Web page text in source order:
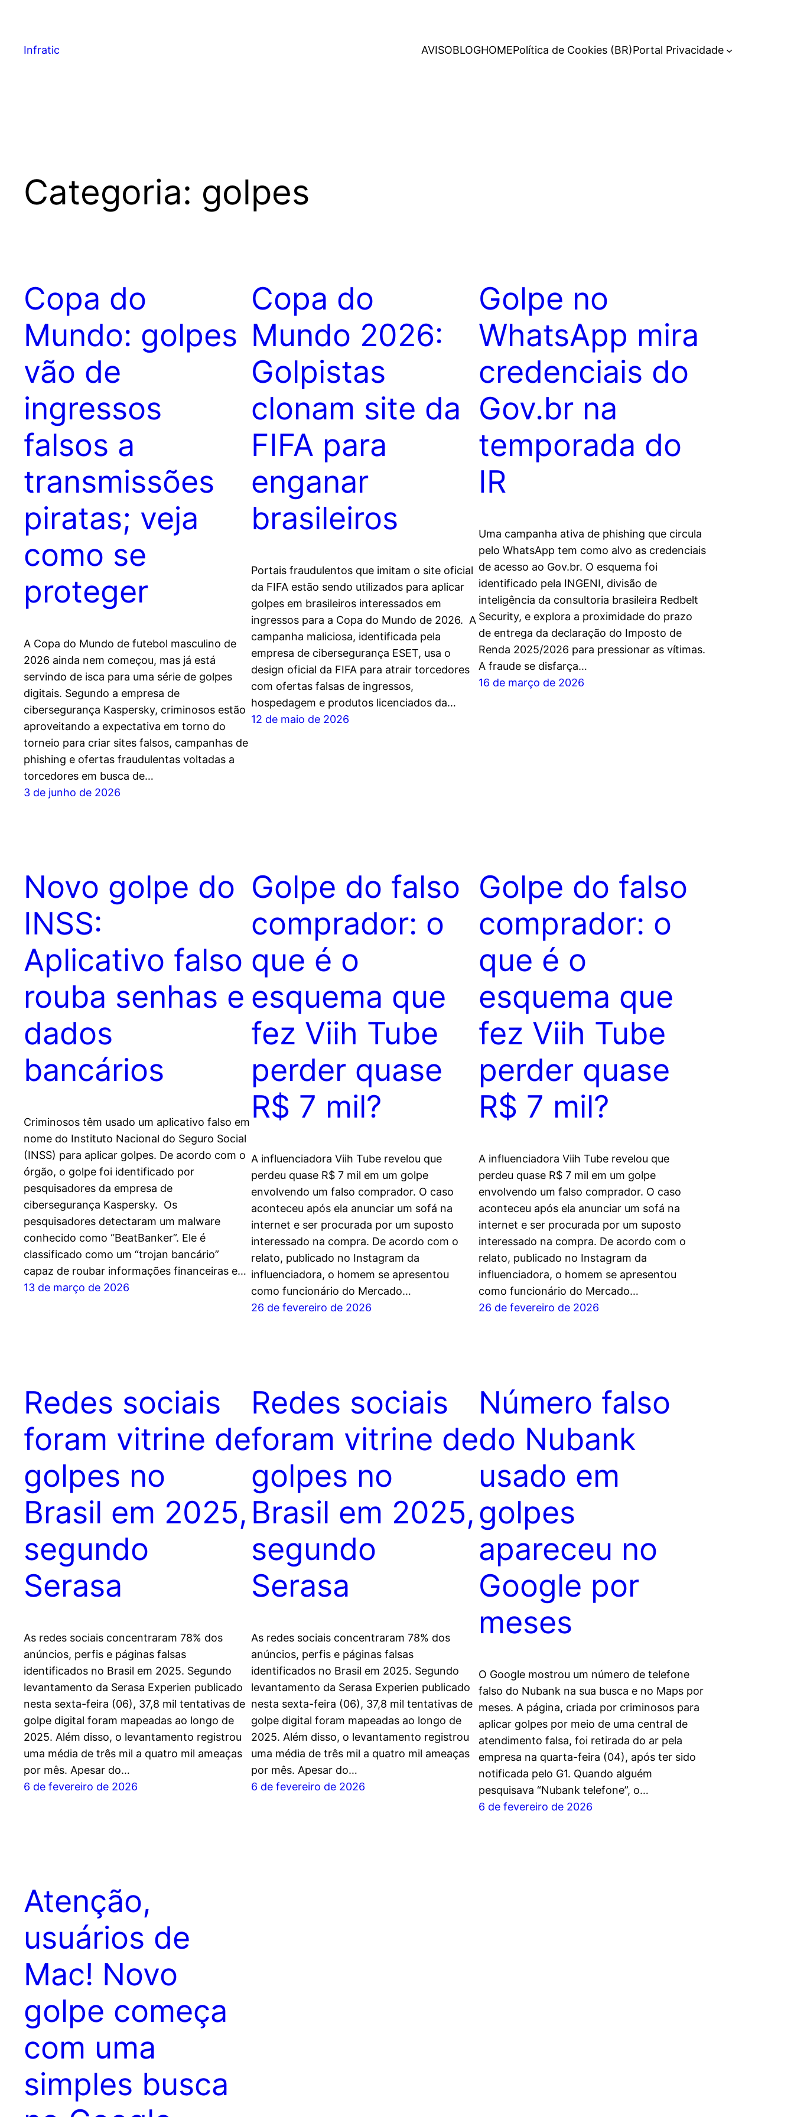
Infratic AVISOBLOGHOMEPolítica de Cookies (BR)Portal Privacidade
Categoria: golpes
Copa do
Mundo: golpes
vão de
ingressos
falsos a
transmissões
piratas; veja
como se
proteger
A Copa do Mundo de futebol masculino de
2026 ainda nem começou, mas já está
servindo de isca para uma série de golpes
digitais. Segundo a empresa de
cibersegurança Kaspersky, criminosos estão
aproveitando a expectativa em torno do
torneio para criar sites falsos, campanhas de
phishing e ofertas fraudulentas voltadas a
torcedores em busca de…
3 de junho de 2026
Copa do
Mundo 2026:
Golpistas
clonam site da
FIFA para
enganar
brasileiros
Portais fraudulentos que imitam o site oficial
da FIFA estão sendo utilizados para aplicar
golpes em brasileiros interessados em
ingressos para a Copa do Mundo de 2026. A
campanha maliciosa, identificada pela
empresa de cibersegurança ESET, usa o
design oficial da FIFA para atrair torcedores
com ofertas falsas de ingressos,
hospedagem e produtos licenciados da…
12 de maio de 2026
Golpe no
WhatsApp mira
credenciais do
Gov.br na
temporada do
IR
Uma campanha ativa de phishing que circula
pelo WhatsApp tem como alvo as credenciais
de acesso ao Gov.br. O esquema foi
identificado pela INGENI, divisão de
inteligência da consultoria brasileira Redbelt
Security, e explora a proximidade do prazo
de entrega da declaração do Imposto de
Renda 2025/2026 para pressionar as vítimas.
A fraude se disfarça…
16 de março de 2026
Novo golpe do
INSS:
Aplicativo falso
rouba senhas e
dados
bancários
Criminosos têm usado um aplicativo falso em
nome do Instituto Nacional do Seguro Social
(INSS) para aplicar golpes. De acordo com o
órgão, o golpe foi identificado por
pesquisadores da empresa de
cibersegurança Kaspersky. Os
pesquisadores detectaram um malware
conhecido como “BeatBanker”. Ele é
classificado como um “trojan bancário”
capaz de roubar informações financeiras e…
13 de março de 2026
Golpe do falso
comprador: o
que é o
esquema que
fez Viih Tube
perder quase
R$ 7 mil?
A influenciadora Viih Tube revelou que
perdeu quase R$ 7 mil em um golpe
envolvendo um falso comprador. O caso
aconteceu após ela anunciar um sofá na
internet e ser procurada por um suposto
interessado na compra. De acordo com o
relato, publicado no Instagram da
influenciadora, o homem se apresentou
como funcionário do Mercado…
26 de fevereiro de 2026
Golpe do falso
comprador: o
que é o
esquema que
fez Viih Tube
perder quase
R$ 7 mil?
A influenciadora Viih Tube revelou que
perdeu quase R$ 7 mil em um golpe
envolvendo um falso comprador. O caso
aconteceu após ela anunciar um sofá na
internet e ser procurada por um suposto
interessado na compra. De acordo com o
relato, publicado no Instagram da
influenciadora, o homem se apresentou
como funcionário do Mercado…
26 de fevereiro de 2026
Redes sociais
foram vitrine de
golpes no
Brasil em 2025,
segundo
Serasa
As redes sociais concentraram 78% dos
anúncios, perfis e páginas falsas
identificados no Brasil em 2025. Segundo
levantamento da Serasa Experien publicado
nesta sexta-feira (06), 37,8 mil tentativas de
golpe digital foram mapeadas ao longo de
2025. Além disso, o levantamento registrou
uma média de três mil a quatro mil ameaças
por mês. Apesar do…
6 de fevereiro de 2026
Redes sociais
foram vitrine de
golpes no
Brasil em 2025,
segundo
Serasa
As redes sociais concentraram 78% dos
anúncios, perfis e páginas falsas
identificados no Brasil em 2025. Segundo
levantamento da Serasa Experien publicado
nesta sexta-feira (06), 37,8 mil tentativas de
golpe digital foram mapeadas ao longo de
2025. Além disso, o levantamento registrou
uma média de três mil a quatro mil ameaças
por mês. Apesar do…
6 de fevereiro de 2026
Número falso
do Nubank
usado em
golpes
apareceu no
Google por
meses
O Google mostrou um número de telefone
falso do Nubank na sua busca e no Maps por
meses. A página, criada por criminosos para
aplicar golpes por meio de uma central de
atendimento falsa, foi retirada do ar pela
empresa na quarta-feira (04), após ter sido
notificada pelo G1. Quando alguém
pesquisava “Nubank telefone”, o…
6 de fevereiro de 2026
Atenção,
usuários de
Mac! Novo
golpe começa
com uma
simples busca